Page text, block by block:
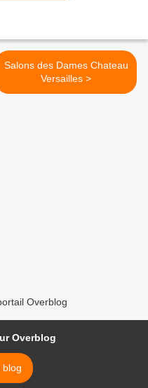
Salons des Dames Chateau
Versailles >
Overblog
Overblog
blog